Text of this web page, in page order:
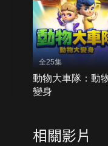
全25集
動物大車隊：動
變身
相關影片